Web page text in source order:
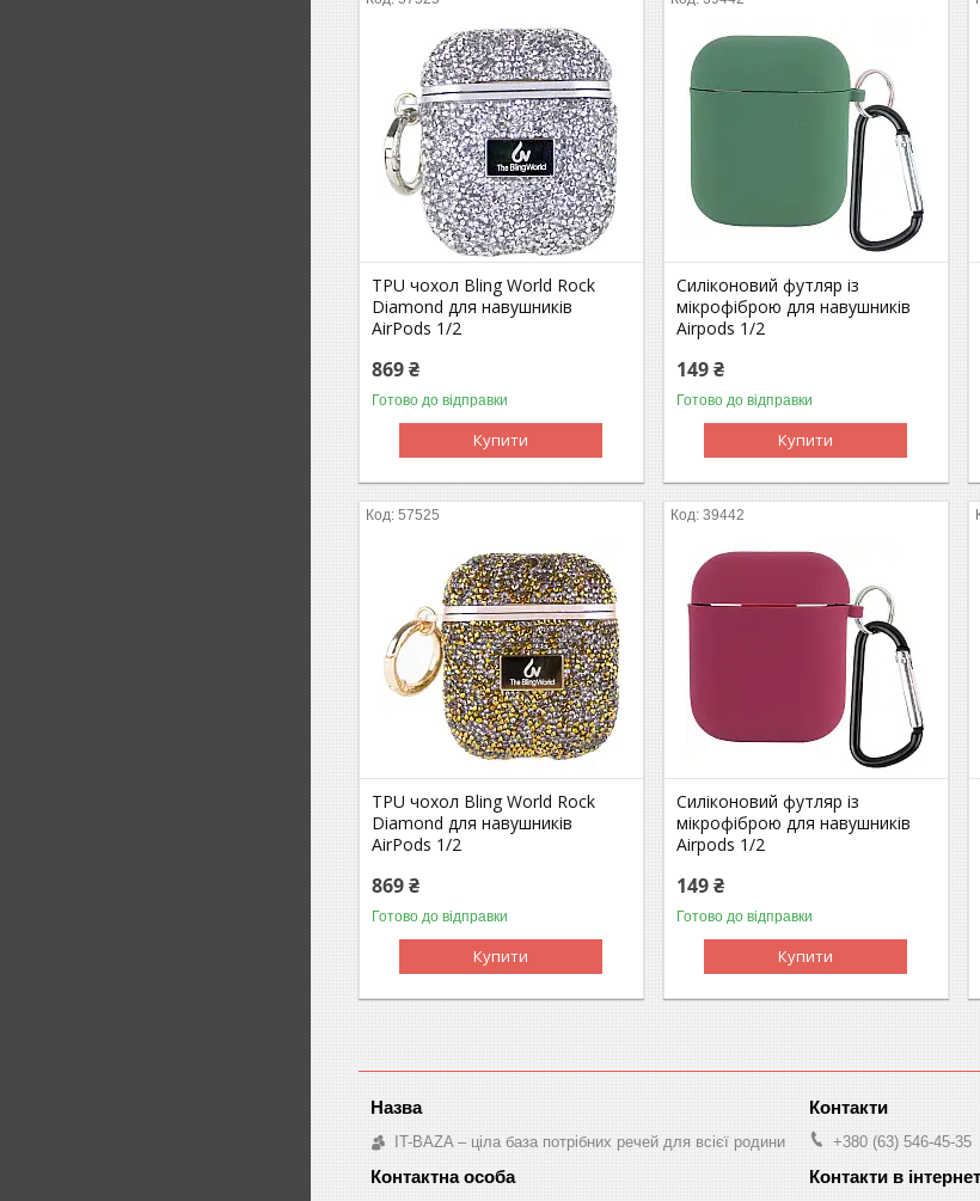
TPU чохол Bling World Rock
Diamond для навушників
AirPods 1/2
869 ₴
Готово до відправки
Купити
Силіконовий футляр із
мікрофіброю для навушників
Airpods 1/2
149 ₴
Готово до відправки
Купити
57525
TPU чохол Bling World Rock
Diamond для навушників
AirPods 1/2
869 ₴
Готово до відправки
Купити
39442
Силіконовий футляр із
мікрофіброю для навушників
Airpods 1/2
149 ₴
Готово до відправки
Купити
IT-BAZA – ціла база потрібних речей для всієї родини +380 (63) 546-45-35